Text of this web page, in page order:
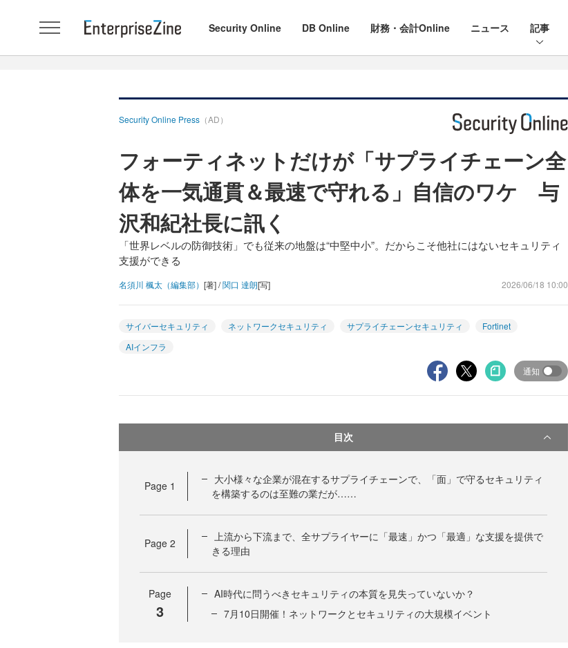
Security Online DB Online 財務・会計Online ニュース 記事
Security Online Press （AD）
フォーティネットだけが「サプライチェーン全
体を一気通貫＆最速で守れる」自信のワケ 与
沢和紀社長に訊く
「世界レベルの防御技術」でも従来の地盤は“中堅中小”。だからこそ他社にはないセキュリティ
支援ができる
名須川 楓太（編集部） [著] /関口 達朗[写] 2026/06/18 10:00
サイバーセキュリティ ネットワークセキュリティ サプライチェーンセキュリティ
Fortinet
AIインフラ
通知
目次
Page 1
大小様々な企業が混在するサプライチェーンで、「面」で守るセキュリティ
を構築するのは至難の業だが……
Page 2
上流から下流まで、全サプライヤーに「最速」かつ「最適」な支援を提供で
きる理由
Page
3
AI時代に問うべきセキュリティの本質を見失っていないか？
7月10日開催！ネットワークとセキュリティの大規模イベント